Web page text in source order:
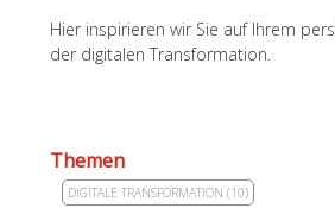
Hier inspirieren wir Sie auf Ihrem
der digitalen Transformation.
Themen
DIGITALE TRANSFORMATION(10)